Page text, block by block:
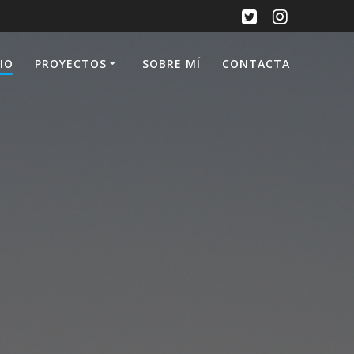
PROYECTOS SOBRE MÍ CONTACTA